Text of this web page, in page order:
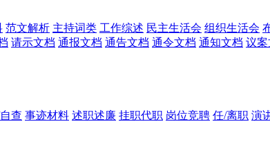
范文解析 主持词类 工作综述 民主生活会 组织生活会
请示文档 通报文档 通告文档 通令文档 通知文档 议案
查 事迹材料 述职述廉 挂职代职 岗位竞聘 任/离职 演